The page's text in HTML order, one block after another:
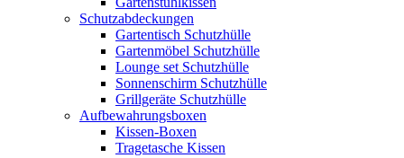
Schutzabdeckungen
Gartentisch Schutzhülle
Gartenmöbel Schutzhülle
Lounge set Schutzhülle
Sonnenschirm Schutzhülle
Grillgeräte Schutzhülle
Aufbewahrungsboxen
Kissen-Boxen
Tragetasche Kissen